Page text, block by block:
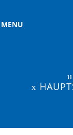
MENU